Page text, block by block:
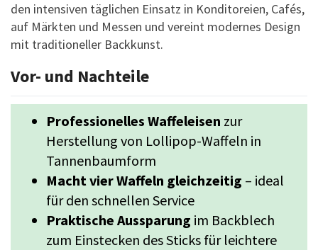
den intensiven täglichen Einsatz in Konditoreien, Cafés,
auf Märkten und Messen und vereint modernes Design
mit traditioneller Backkunst.
Vor- und Nachteile
Professionelles Waffeleisen zur
Herstellung von Lollipop-Waffeln in
Tannenbaumform
Macht vier Waffeln gleichzeitig – ideal
für den schnellen Service
Praktische Aussparung im Backblech
zum Einstecken des Sticks für leichtere